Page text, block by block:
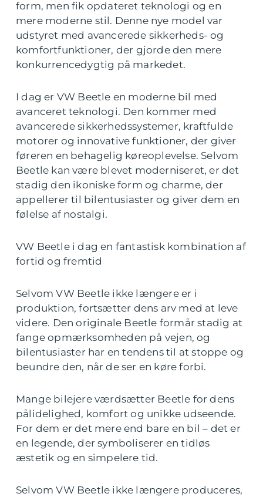
form, men fik opdateret teknologi og en
mere moderne stil. Denne nye model var
udstyret med avancerede sikkerheds- og
komfortfunktioner, der gjorde den mere
konkurrencedygtig på markedet.
I dag er VW Beetle en moderne bil med
avanceret teknologi. Den kommer med
avancerede sikkerhedssystemer, kraftfulde
motorer og innovative funktioner, der giver
føreren en behagelig køreoplevelse. Selvom
Beetle kan være blevet moderniseret, er det
stadig den ikoniske form og charme, der
appellerer til bilentusiaster og giver dem en
følelse af nostalgi.
VW Beetle i dag en fantastisk kombination af
fortid og fremtid
Selvom VW Beetle ikke længere er i
produktion, fortsætter dens arv med at leve
videre. Den originale Beetle formår stadig at
fange opmærksomheden på vejen, og
bilentusiaster har en tendens til at stoppe og
beundre den, når de ser en køre forbi.
Mange bilejere værdsætter Beetle for dens
pålidelighed, komfort og unikke udseende.
For dem er det mere end bare en bil – det er
en legende, der symboliserer en tidløs
æstetik og en simpelere tid.
Selvom VW Beetle ikke længere produceres,